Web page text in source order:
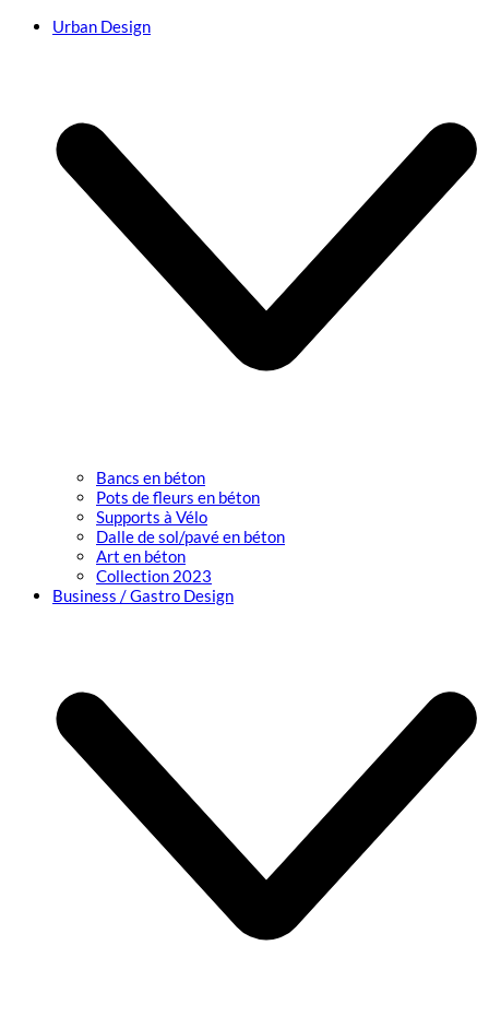
Urban Design
Bancs en béton
Pots de fleurs en béton
Supports à Vélo
Dalle de sol/pavé en béton
Art en béton
Collection 2023
Business / Gastro Design